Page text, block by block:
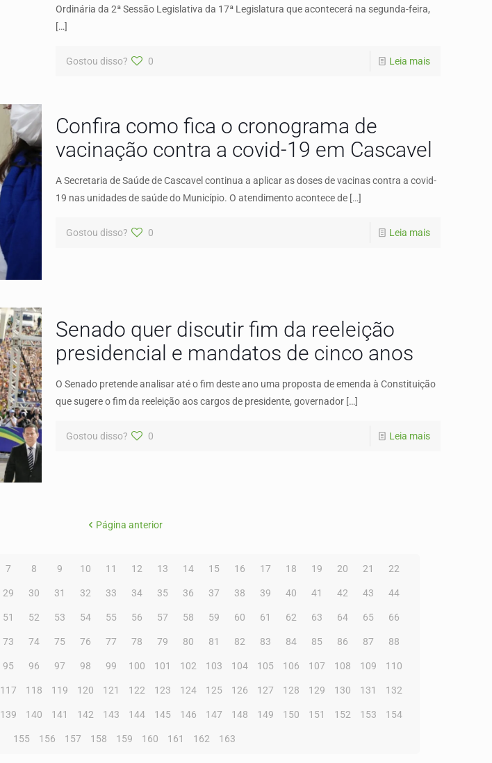
Ordinária da 2ª Sessão Legislativa da 17ª Legislatura que acontecerá na segunda-feira,
[…]
Gostou disso? 0 Leia mais
Confira como fica o cronograma de
vacinação contra a covid-19 em Cascavel
A Secretaria de Saúde de Cascavel continua a aplicar as doses de vacinas contra a covid-
19 nas unidades de saúde do Município. O atendimento acontece de […]
Gostou disso? 0 Leia mais
Senado quer discutir fim da reeleição
presidencial e mandatos de cinco anos
O Senado pretende analisar até o fim deste ano uma proposta de emenda à Constituição
que sugere o fim da reeleição aos cargos de presidente, governador […]
Gostou disso? 0 Leia mais
Página anterior
7 8 9 10 11 12 13 14 15 16 17 18 19 20 21 22
29 30 31 32 33 34 35 36 37 38 39 40 41 42 43 44
51 52 53 54 55 56 57 58 59 60 61 62 63 64 65 66
73 74 75 76 77 78 79 80 81 82 83 84 85 86 87 88
95 96 97 98 99 100 101 102 103 104 105 106 107 108 109 110
117 118 119 120 121 122 123 124 125 126 127 128 129 130 131 132
139 140 141 142 143 144 145 146 147 148 149 150 151 152 153 154
155 156 157 158 159 160 161 162 163